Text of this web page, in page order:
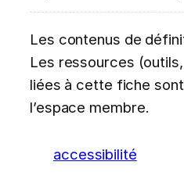
Les contenus de
Les ressources
liées à cette fiche
l’espace membre.
accessibilité